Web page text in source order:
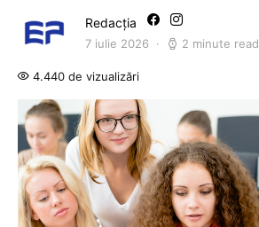
Redacția
7 iulie 2026 2 minute read
4.440 de vizualizări